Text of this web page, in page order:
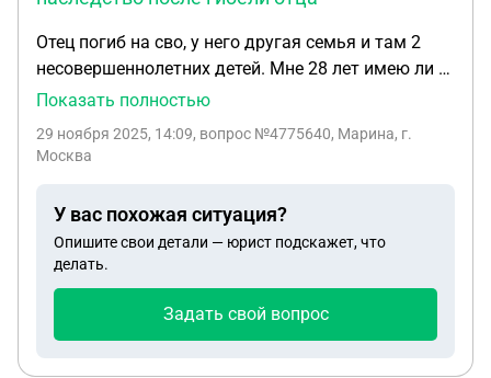
Отец погиб на сво, у него другая семья и там 2
несовершеннолетних детей. Мне 28 лет имею ли я
право на льготные выплаты и право вступления в
нужно собрать.
Показать полностью
29 ноября 2025, 14:09, вопрос №4775640, Марина, г.
Москва
У вас похожая ситуация?
Опишите свои детали — юрист подскажет, что
делать.
Задать свой вопрос